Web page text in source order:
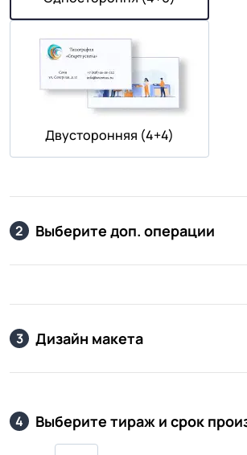
Двусторонняя (4+4)
2 Выберите доп. операции
3 Дизайн макета
4 Выберите тираж и срок